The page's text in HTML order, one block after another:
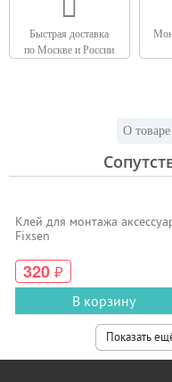
Быстрая доставка
по Москве и России
О товаре
Клей для монтажа
Fixsen
320 ₽
В корзину
Показать